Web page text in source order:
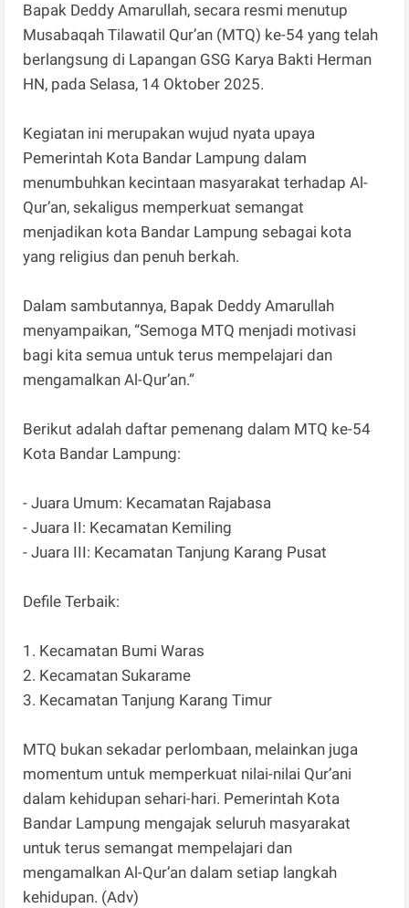
Bapak Deddy Amarullah, secara resmi menutup
Musabaqah Tilawatil Qur’an (MTQ) ke-54 yang telah
berlangsung di Lapangan GSG Karya Bakti Herman
HN, pada Selasa, 14 Oktober 2025.
Kegiatan ini merupakan wujud nyata upaya
Pemerintah Kota Bandar Lampung dalam
menumbuhkan kecintaan masyarakat terhadap Al-
Qur’an, sekaligus memperkuat semangat
menjadikan kota Bandar Lampung sebagai kota
yang religius dan penuh berkah.
Dalam sambutannya, Bapak Deddy Amarullah
menyampaikan, “Semoga MTQ menjadi motivasi
bagi kita semua untuk terus mempelajari dan
mengamalkan Al-Qur’an.”
Berikut adalah daftar pemenang dalam MTQ ke-54
Kota Bandar Lampung:
- Juara Umum: Kecamatan Rajabasa
- Juara II: Kecamatan Kemiling
- Juara III: Kecamatan Tanjung Karang Pusat
Defile Terbaik:
1. Kecamatan Bumi Waras
2. Kecamatan Sukarame
3. Kecamatan Tanjung Karang Timur
MTQ bukan sekadar perlombaan, melainkan juga
momentum untuk memperkuat nilai-nilai Qur’ani
dalam kehidupan sehari-hari. Pemerintah Kota
Bandar Lampung mengajak seluruh masyarakat
untuk terus semangat mempelajari dan
mengamalkan Al-Qur’an dalam setiap langkah
kehidupan. (Adv)